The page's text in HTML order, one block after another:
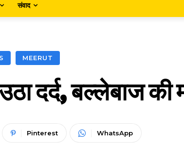
संवाद
MEERUT
दर्द, बल्लेबाज की
Pinterest WhatsApp